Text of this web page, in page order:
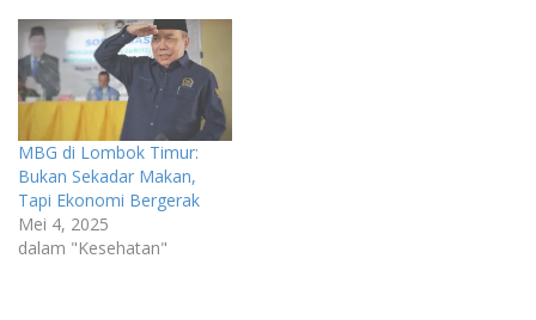
MBG di Lombok Timur:
Bukan Sekadar Makan,
Tapi Ekonomi Bergerak
Mei 4, 2025
dalam "Kesehatan"